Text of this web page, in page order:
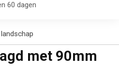
60 dagen
met 90mm